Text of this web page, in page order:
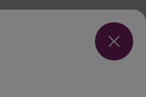
pour plus de renseignements.
CONSOMMER AVEC MODÉRATION.